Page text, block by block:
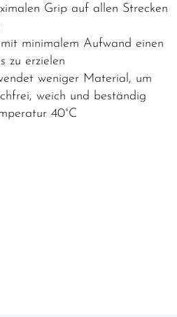
Grip auf allen Strecken
minimalem Aufwand einen
zu erzielen
weniger Material, um
weich und beständig
40°C